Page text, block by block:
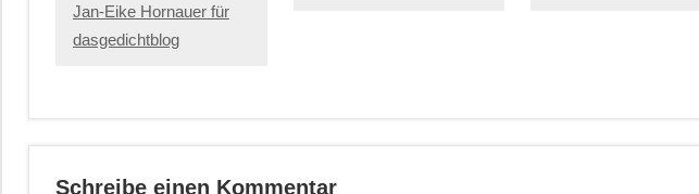
Jan-Eike Hornauer für
dasgedichtblog
Schreibe einen Kommentar